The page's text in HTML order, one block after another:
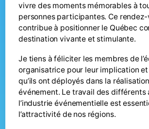
vivre des moments mémorables à
personnes participantes. Ce
contribue à positionner le Québec
destination vivante et stimulante.
Je tiens à féliciter les membres de
organisatrice pour leur implication
qu’ils ont déployés dans la
événement. Le travail des différents
l’industrie événementielle est
l’attractivité de nos régions.